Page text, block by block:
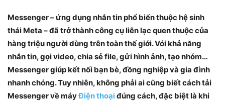
Messenger – ứng dụng nhắn tin phổ biến thuộc hệ sinh
thái Meta – đã trở thành công cụ liên lạc quen thuộc của
hàng triệu người dùng trên toàn thế giới. Với khả năng
nhắn tin, gọi video, chia sẻ file, gửi hình ảnh, tạo nhóm…
Messenger giúp kết nối bạn bè, đồng nghiệp và gia đình
nhanh chóng. Tuy nhiên, không phải ai cũng biết cáchtải
Messenger về máyĐiện thoạiđúng cách, đặc biệt là khi